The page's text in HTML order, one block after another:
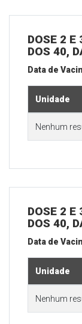
DOSE 2 E
DOS 40,
Data de
Unidade
Nenhum
DOSE 2 E
DOS 40,
Data de
Unidade
Nenhum